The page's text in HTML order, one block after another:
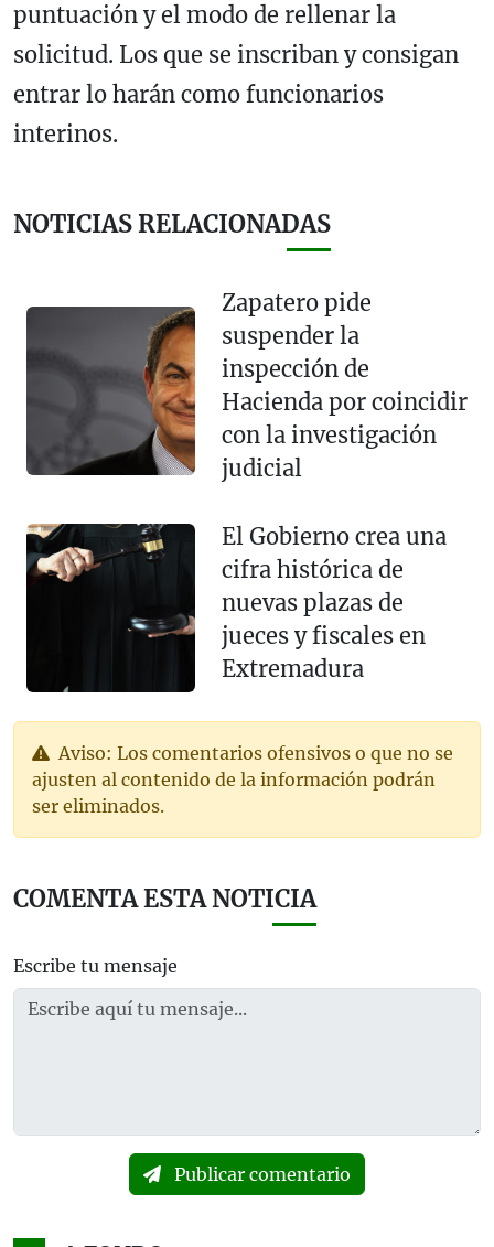
puntuación y el modo de rellenar la
solicitud. Los que se inscriban y consigan
entrar lo harán como funcionarios
interinos.
NOTICIAS RELACIONADAS
Zapatero pide
suspender la
inspección de
Hacienda por coincidir
con la investigación
judicial
El Gobierno crea una
cifra histórica de
nuevas plazas de
jueces y fiscales en
Extremadura
Aviso: Los comentarios ofensivos o que no se
ajusten al contenido de la información podrán
ser eliminados.
COMENTA ESTA NOTICIA
Escribe tu mensaje
Publicar comentario